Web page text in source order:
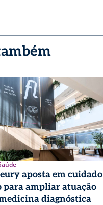
aposta em cuidado
para ampliar atuação
diagnóstica